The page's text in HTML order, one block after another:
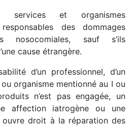
services et organismes
des dommages
nosocomiales, sauf s’ils
cause étrangère.
d’un professionnel, d’un
organisme mentionné au I ou
n’est pas engagée, un
affection iatrogène ou une
ouvre droit à la réparation des